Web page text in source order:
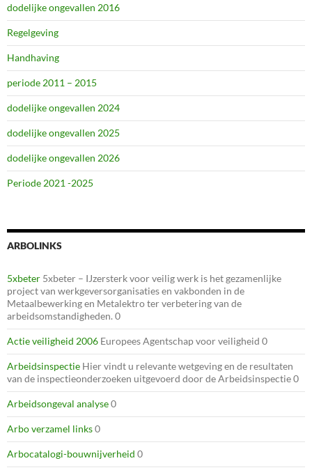
dodelijke ongevallen 2016
Regelgeving
Handhaving
periode 2011 – 2015
dodelijke ongevallen 2024
dodelijke ongevallen 2025
dodelijke ongevallen 2026
Periode 2021 -2025
ARBOLINKS
5xbeter 5xbeter – IJzersterk voor veilig werk is het gezamenlijke
project van werkgeversorganisaties en vakbonden in de
Metaalbewerking en Metalektro ter verbetering van de
arbeidsomstandigheden. 0
Actie veiligheid 2006 Europees Agentschap voor veiligheid 0
Arbeidsinspectie Hier vindt u relevante wetgeving en de resultaten
van de inspectieonderzoeken uitgevoerd door de Arbeidsinspectie 0
Arbeidsongeval analyse0
Arbo verzamel links0
Arbocatalogi-bouwnijverheid 0